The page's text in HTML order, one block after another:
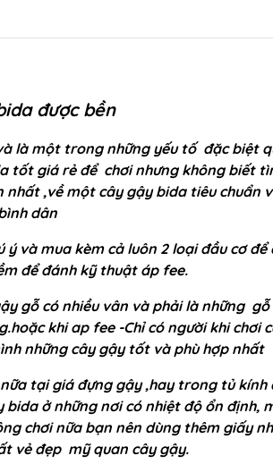
được bền
là một trong những yếu tố đặc biệt
tốt giá rẻ để chơi nhưng không biết
,về một cây gậy bida tiêu
dân
và mua kèm cả luôn 2 loại đầu cơ
để đánh kỹ thuật áp fee.
gỗ có nhiều vân và phải là những
khi ap fee -Chỉ có người khi
những cây gậy tốt và phù hợp nhất
tại giá đựng gậy ,hay trong tủ
bida ở những nơi có nhiệt độ ổn
chơi nữa bạn nên dùng thêm giấy
vẻ đẹp mỹ quan cây gậy.